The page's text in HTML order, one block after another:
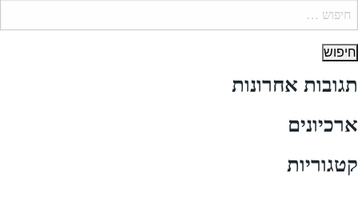
תגובות אחרונות
ארכיונים
קטגוריות